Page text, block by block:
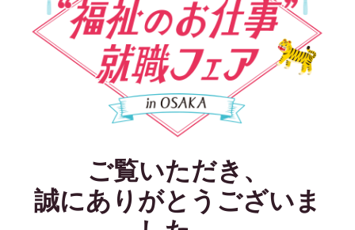
ご覧いただき、
誠にありがとうございま